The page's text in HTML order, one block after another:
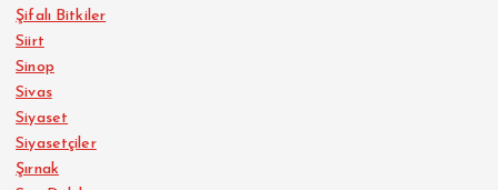
Şifalı Bitkiler
Siirt
Sinop
Sivas
Siyaset
Siyasetçiler
Şırnak